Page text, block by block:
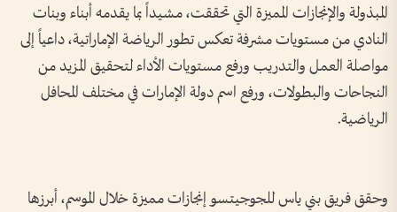
المبذولة والإنجازات المميزة التي تحققت، مشيداً بما يقدمه أبناء وبنات
النادي من مستويات مشرفة تعكس تطور الرياضة الإماراتية، داعياً إلى
مواصلة العمل والتدريب ورفع مستويات الأداء لتحقيق المزيد من
النجاحات والبطولات، ورفع اسم دولة الإمارات في مختلف المحافل
الرياضية.
وحقق فريق بني ياس للجوجيتسو إنجازات مميزة خلال الموسم، أبرزها